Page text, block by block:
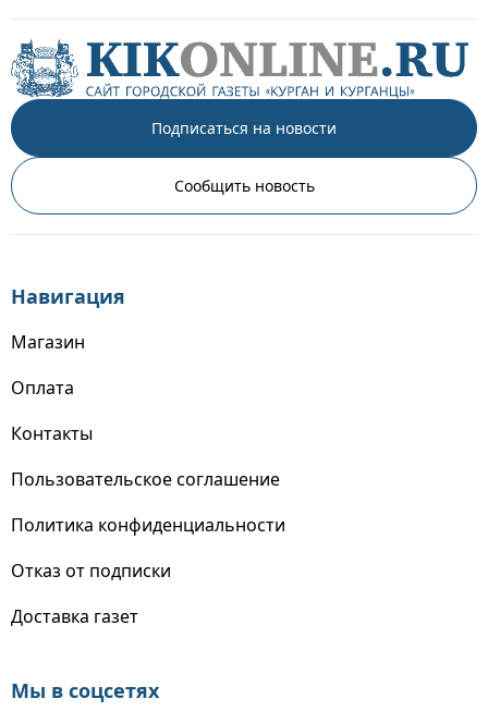
Подписаться на новости
Сообщить новость
Навигация
Магазин
Оплата
Контакты
Пользовательское соглашение
Политика конфиденциальности
Отказ от подписки
Доставка газет
Мы в соцсетях